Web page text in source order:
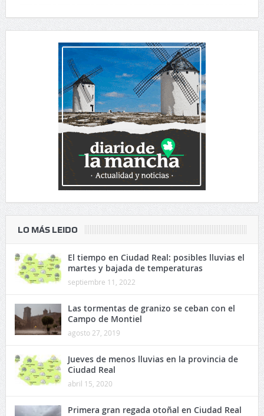
LO MÁS LEIDO
El tiempo en Ciudad Real: posibles lluvias el
martes y bajada de temperaturas
septiembre 11, 2022
Las tormentas de granizo se ceban con el
Campo de Montiel
agosto 27, 2019
Jueves de menos lluvias en la provincia de
Ciudad Real
abril 15, 2020
Primera gran regada otoñal en Ciudad Real